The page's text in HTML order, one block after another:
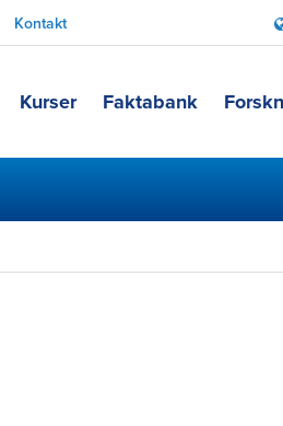
Kontakt
Kurser Faktabank